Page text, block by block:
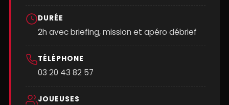
DURÉE
2h avec briefing, mission et apéro débrief
TÉLÉPHONE
03 20 43 82 57
JOUEUSES